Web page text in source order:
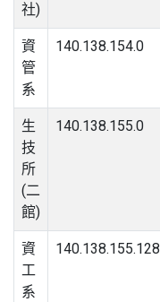
社)
資
管
系
140.138.154.0
生
技
所
(二
館)
140.138.155.0
資
工
系
140.138.155.128